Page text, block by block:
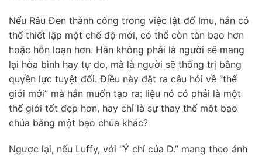
Nếu Râu Đen thành công trong việc lật đổ Imu, hắn có
thể thiết lập một chế độ mới, có thể còn tàn bạo hơn
hoặc hỗn loạn hơn. Hắn không phải là người sẽ mang
lại hòa bình hay tự do, mà là người sẽ thống trị bằng
quyền lực tuyệt đối. Điều này đặt ra câu hỏi về “thế
giới mới” mà hắn muốn tạo ra: liệu nó có phải là một
thế giới tốt đẹp hơn, hay chỉ là sự thay thế một bạo
chúa bằng một bạo chúa khác?
Ngược lại, nếu Luffy, với “Ý chí của D.” mang theo ánh